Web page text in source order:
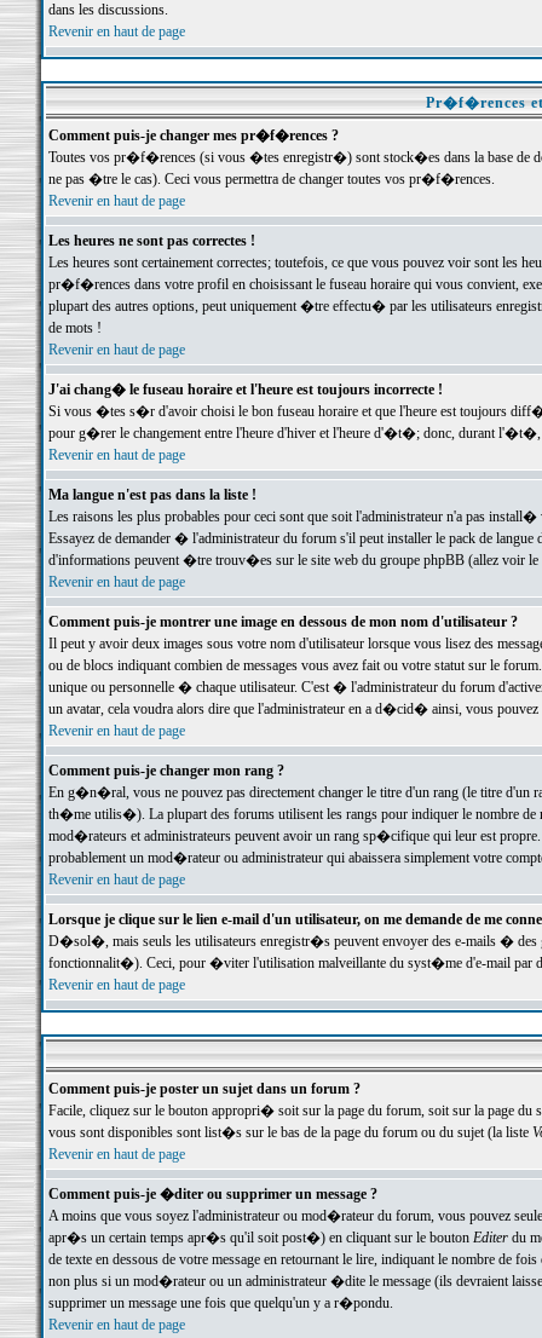
dans les discussions.
Revenir en haut de page
Pr�f�rences
Comment puis-je changer mes pr�f�rences ?
Toutes vos pr�f�rences (si vous �tes enregistr�) sont stock�es dans la base de
ne pas �tre le cas). Ceci vous permettra de changer toutes vos pr�f�rences.
Revenir en haut de page
Les heures ne sont pas correctes !
Les heures sont certainement correctes; toutefois, ce que vous pouvez voir sont
pr�f�rences dans votre profil en choisissant le fuseau horaire qui vous convient,
plupart des autres options, peut uniquement �tre effectu� par les utilisateurs
de mots !
Revenir en haut de page
J'ai chang� le fuseau horaire et l'heure est toujours incorrecte !
Si vous �tes s�r d'avoir choisi le bon fuseau horaire et que l'heure est toujours
pour g�rer le changement entre l'heure d'hiver et l'heure d'�t�; donc, durant
Revenir en haut de page
Ma langue n'est pas dans la liste !
Les raisons les plus probables pour ceci sont que soit l'administrateur n'a pas
Essayez de demander � l'administrateur du forum s'il peut installer le pack de
d'informations peuvent �tre trouv�es sur le site web du groupe phpBB (allez voir le
Revenir en haut de page
Comment puis-je montrer une image en dessous de mon nom d'utilisateur ?
Il peut y avoir deux images sous votre nom d'utilisateur lorsque vous lisez des
ou de blocs indiquant combien de messages vous avez fait ou votre statut sur le
unique ou personnelle � chaque utilisateur. C'est � l'administrateur du forum
un avatar, cela voudra alors dire que l'administrateur en a d�cid� ainsi, vous
Revenir en haut de page
Comment puis-je changer mon rang ?
En g�n�ral, vous ne pouvez pas directement changer le titre d'un rang (le titre d'un
th�me utilis�). La plupart des forums utilisent les rangs pour indiquer le nombre de
mod�rateurs et administrateurs peuvent avoir un rang sp�cifique qui leur est
probablement un mod�rateur ou administrateur qui abaissera simplement votre
Revenir en haut de page
Lorsque je clique sur le lien e-mail d'un utilisateur, on me demande de me
D�sol�, mais seuls les utilisateurs enregistr�s peuvent envoyer des e-mails �
fonctionnalit�). Ceci, pour �viter l'utilisation malveillante du syst�me d'e-mail par
Revenir en haut de page
Comment puis-je poster un sujet dans un forum ?
Facile, cliquez sur le bouton appropri� soit sur la page du forum, soit sur la page du
vous sont disponibles sont list�s sur le bas de la page du forum ou du sujet (la liste
Revenir en haut de page
Comment puis-je �diter ou supprimer un message ?
A moins que vous soyez l'administrateur ou mod�rateur du forum, vous pouvez
apr�s un certain temps apr�s qu'il soit post�) en cliquant sur le bouton Editerdu
de texte en dessous de votre message en retournant le lire, indiquant le nombre
non plus si un mod�rateur ou un administrateur �dite le message (ils devraient
supprimer un message une fois que quelqu'un y a r�pondu.
Revenir en haut de page